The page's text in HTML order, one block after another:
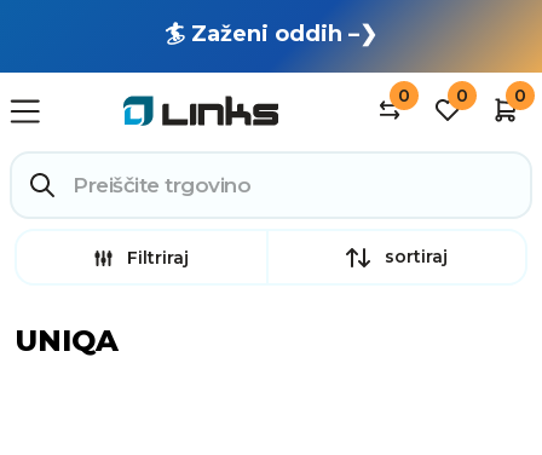
🏄 Zaženi oddih –❯
0 0 0
Filtriraj sortiraj
UNIQA